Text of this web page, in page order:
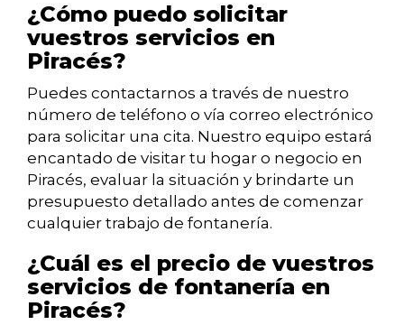
¿Cómo puedo solicitar
vuestros servicios en
Piracés?
Puedes contactarnos a través de nuestro
número de teléfono o vía correo electrónico
para solicitar una cita. Nuestro equipo estará
encantado de visitar tu hogar o negocio en
Piracés, evaluar la situación y brindarte un
presupuesto detallado antes de comenzar
cualquier trabajo de fontanería.
¿Cuál es el precio de vuestros
servicios de fontanería en
Piracés?